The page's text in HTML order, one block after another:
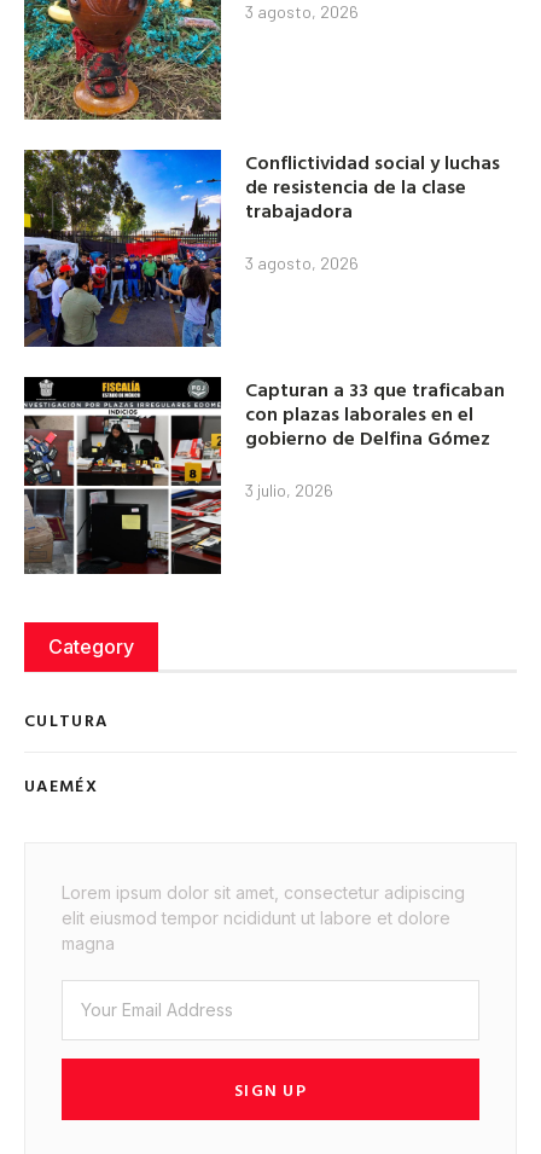
3 agosto, 2026
Conflictividad social y luchas
de resistencia de la clase
trabajadora
3 agosto, 2026
Capturan a 33 que traficaban
con plazas laborales en el
gobierno de Delfina Gómez
3 julio, 2026
Category
CULTURA
UAEMÉX
Lorem ipsum dolor sit amet, consectetur adipiscing
elit eiusmod tempor ncididunt ut labore et dolore
magna
SIGN UP